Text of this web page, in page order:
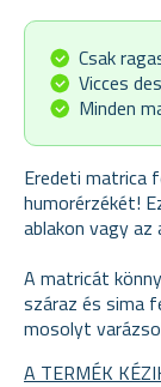
Csak
Vicces
Minden
Eredeti matrica
humorérzékét!
ablakon vagy az
A matricát
száraz és sima
mosolyt
A TERMÉK